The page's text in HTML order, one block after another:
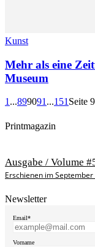
Kunst
Mehr als eine
Museum
1 ...899091 ...151 Seite
Printmagazin
Ausgabe / Volume
Erschienen im
Newsletter
Email*
Vorname